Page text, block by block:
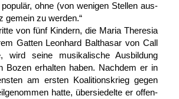
populär, ohne (von wenigen Stellen aus­
gemein zu werden.“
von fünf Kindern, die Maria Theresia
Gatten Leonhard Balthasar von Call
wird seine musikalische Ausbildung
Bozen erhalten haben. Nachdem er in
am ersten Koalitions­krieg gegen
hatte, über­siedelte er offen­